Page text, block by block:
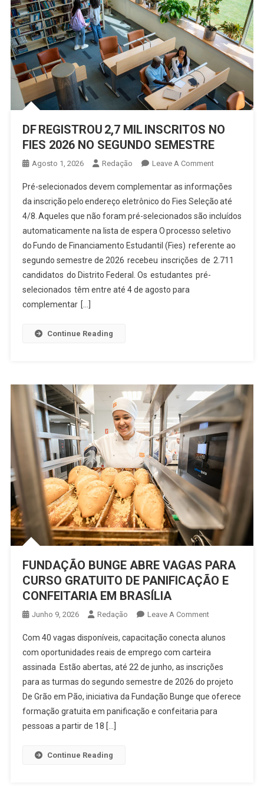
DF REGISTROU 2,7 MIL INSCRITOS NO
FIES 2026 NO SEGUNDO SEMESTRE
Agosto 1, 2026 Redação Leave A CommentOn
MIL INSCRITOS
NO
FIES
2026
NO
SEGUNDO
Pré-selecionados devem complementar as informações
da inscrição pelo endereço eletrônico do Fies Seleção até
4/8. Aqueles que não foram pré-selecionados são incluídos
automaticamente na lista de espera O processo seletivo
do Fundo de Financiamento Estudantil (Fies) referente ao
segundo semestre de 2026 recebeu inscrições de 2.711
candidatos do Distrito Federal. Os estudantes pré-
selecionados têm entre até 4 de agosto para
complementar […]
Continue Reading
FUNDAÇÃO BUNGE ABRE VAGAS PARA
CURSO GRATUITO DE PANIFICAÇÃO E
CONFEITARIA EM BRASÍLIA
Junho 9, 2026 Redação Leave A CommentOn
BUNGE
ABRE
VAGAS
PARA
CURSO
GRATUITO
Com 40 vagas disponíveis, capacitação conecta alunos
com oportunidades reais de emprego com carteira
assinada Estão abertas, até 22 de junho, as inscrições
para as turmas do segundo semestre de 2026 do projeto
De Grão em Pão, iniciativa da Fundação Bunge que oferece
formação gratuita em panificação e confeitaria para
pessoas a partir de 18 […]
Continue Reading